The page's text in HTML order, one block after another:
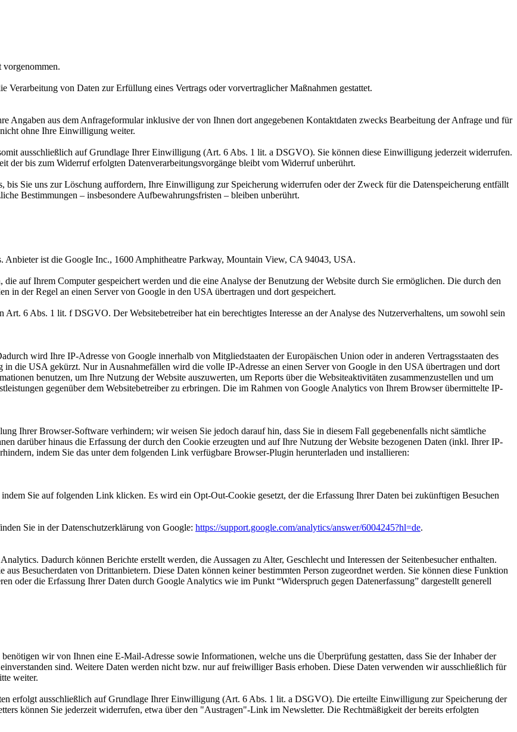
vorgenommen.
von Daten zur Erfüllung eines Vertrags oder vorvertraglicher Maßnahmen gestattet.
Angaben aus dem Anfrageformular inklusive der von Ihnen dort angegebenen Kontaktdaten zwecks Bearbeitung der Anfrage und für
ohne Ihre Einwilligung weiter.
ausschließlich auf Grundlage Ihrer Einwilligung (Art. 6 Abs. 1 lit. a DSGVO). Sie können diese Einwilligung jederzeit widerrufen.
der bis zum Widerruf erfolgten Datenverarbeitungsvorgänge bleibt vom Widerruf unberührt.
Sie uns zur Löschung auffordern, Ihre Einwilligung zur Speicherung widerrufen oder der Zweck für die Datenspeicherung entfällt
Bestimmungen – insbesondere Aufbewahrungsfristen – bleiben unberührt.
Anbieter ist die Google Inc., 1600 Amphitheatre Parkway, Mountain View, CA 94043, USA.
auf Ihrem Computer gespeichert werden und die eine Analyse der Benutzung der Website durch Sie ermöglichen. Die durch den
in der Regel an einen Server von Google in den USA übertragen und dort gespeichert.
6 Abs. 1 lit. f DSGVO. Der Websitebetreiber hat ein berechtigtes Interesse an der Analyse des Nutzerverhaltens, um sowohl sein
wird Ihre IP-Adresse von Google innerhalb von Mitgliedstaaten der Europäischen Union oder in anderen Vertragsstaaten des
die USA gekürzt. Nur in Ausnahmefällen wird die volle IP-Adresse an einen Server von Google in den USA übertragen und dort
benutzen, um Ihre Nutzung der Website auszuwerten, um Reports über die Websiteaktivitäten zusammenzustellen und um
gegenüber dem Websitebetreiber zu erbringen. Die im Rahmen von Google Analytics von Ihrem Browser übermittelte IP-
Ihrer Browser-Software verhindern; wir weisen Sie jedoch darauf hin, dass Sie in diesem Fall gegebenenfalls nicht sämtliche
darüber hinaus die Erfassung der durch den Cookie erzeugten und auf Ihre Nutzung der Website bezogenen Daten (inkl. Ihrer IP-
indem Sie das unter dem folgenden Link verfügbare Browser-Plugin herunterladen und installieren:
Sie auf folgenden Link klicken. Es wird ein Opt-Out-Cookie gesetzt, der die Erfassung Ihrer Daten bei zukünftigen Besuchen
Sie in der Datenschutzerklärung von Google: https://support.google.com/analytics/answer/6004245?hl=de.
Dadurch können Berichte erstellt werden, die Aussagen zu Alter, Geschlecht und Interessen der Seitenbesucher enthalten.
Besucherdaten von Drittanbietern. Diese Daten können keiner bestimmten Person zugeordnet werden. Sie können diese Funktion
oder die Erfassung Ihrer Daten durch Google Analytics wie im Punkt “Widerspruch gegen Datenerfassung” dargestellt generell
wir von Ihnen eine E-Mail-Adresse sowie Informationen, welche uns die Überprüfung gestatten, dass Sie der Inhaber der
sind. Weitere Daten werden nicht bzw. nur auf freiwilliger Basis erhoben. Diese Daten verwenden wir ausschließlich für
weiter.
erfolgt ausschließlich auf Grundlage Ihrer Einwilligung (Art. 6 Abs. 1 lit. a DSGVO). Die erteilte Einwilligung zur Speicherung der
können Sie jederzeit widerrufen, etwa über den "Austragen"-Link im Newsletter. Die Rechtmäßigkeit der bereits erfolgten